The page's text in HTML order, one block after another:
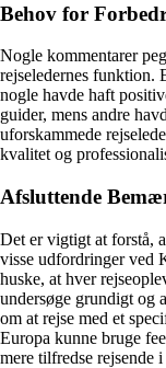
Behov for
Nogle kommentarer
rejseledernes funktion.
nogle havde haft
guider, mens andre
uforskammede
kvalitet og
Afsluttende
Det er vigtigt at forstå,
visse udfordringer ved
huske, at hver
undersøge grundigt og
om at rejse med et
Europa kunne bruge
mere tilfredse rejsende